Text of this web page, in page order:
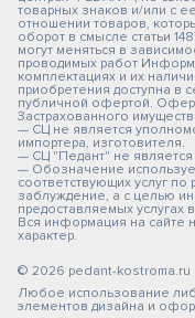
товарных знаков и/или с
отношении товаров,
оборот в смысле статьи
могут меняться в
проводимых работ
комплектациях и их
приобретения доступна в
публичной офертой.
Застрахованного
— СЦ не является
импортера, изготовителя.
— СЦ "Педант" не
— Обозначение
соответствующих услуг
заблуждение, а с целью
предоставляемых услугах
Вся информация на сайте
характер.
© 2026 pedant-kostroma.ru
Любое использование
элементов дизайна и